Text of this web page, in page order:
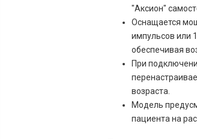
"Аксион"
Оснащается
импульсов или
обеспечивая
При
возраста.
Модель
пациента на